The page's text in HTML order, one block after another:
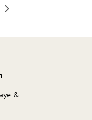
&